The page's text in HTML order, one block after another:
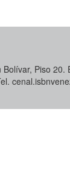
Piso